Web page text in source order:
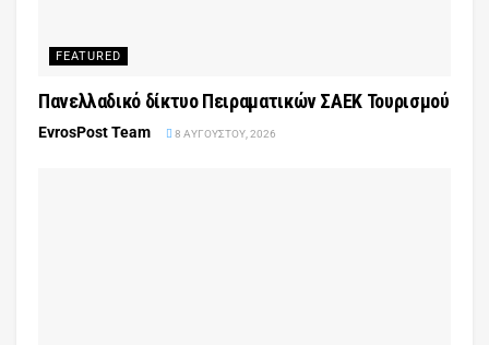
FEATURED
Πανελλαδικό δίκτυο Πειραματικών ΣΑΕΚ Τουρισμού
EvrosPost Team 8 ΑΥΓΟΎΣΤΟΥ, 2026